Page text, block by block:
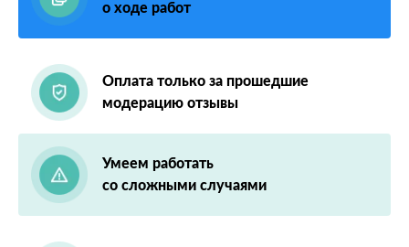
о ходе работ
Оплата только за прошедшие
модерацию отзывы
Умеем работать
со сложными случаями